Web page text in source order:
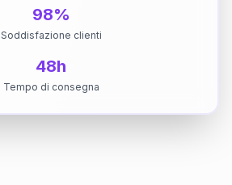
98%
Soddisfazione clienti
48h
Tempo di consegna